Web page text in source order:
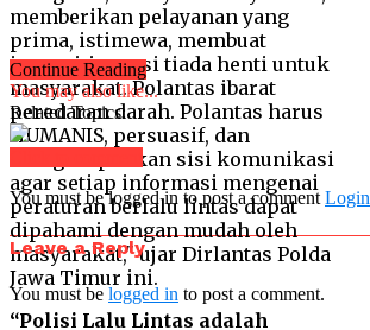
“Polisi Lalu Lintas adalah
Continue Reading
You may also like...
Related Topics:
You must be logged in to post a comment Login
Leave a Reply
You must be logged in to post a comment.